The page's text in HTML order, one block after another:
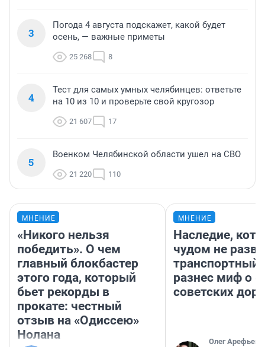
3
Погода 4 августа подскажет, какой будет
осень, — важные приметы
25 268 8
4
Тест для самых умных челябинцев: ответьте
на 10 из 10 и проверьте свой кругозор
21 607 17
5
Военком Челябинской области ушел на СВО
21 220 110
МНЕНИЕ
«Никого нельзя
победить». О чем
главный блокбастер
этого года, который
бьет рекорды в
прокате: честный
отзыв на «Одиссею»
Нолана
МНЕНИЕ
Наследие,
чудом не
транспортный
разнес миф о
советских
Олег Арефьев